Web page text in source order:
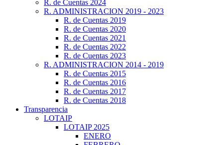
R. de Cuentas 2024
R. ADMINISTRACION 2019 - 2023
R. de Cuentas 2019
R. de Cuentas 2020
R. de Cuentas 2021
R. de Cuentas 2022
R. de Cuentas 2023
R. ADMINISTRACION 2014 - 2019
R. de Cuentas 2015
R. de Cuentas 2016
R. de Cuentas 2017
R. de Cuentas 2018
Transparencia
LOTAIP
LOTAIP 2025
ENERO